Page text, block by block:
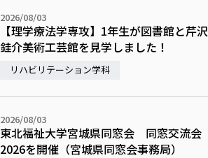
2026/08/03
【理学療法学専攻】1年生が図書館と芹沢
銈介美術工芸館を見学しました！
リハビリテーション学科
2026/08/03
東北福祉大学宮城県同窓会 同窓交流会
2026を開催（宮城県同窓会事務局）